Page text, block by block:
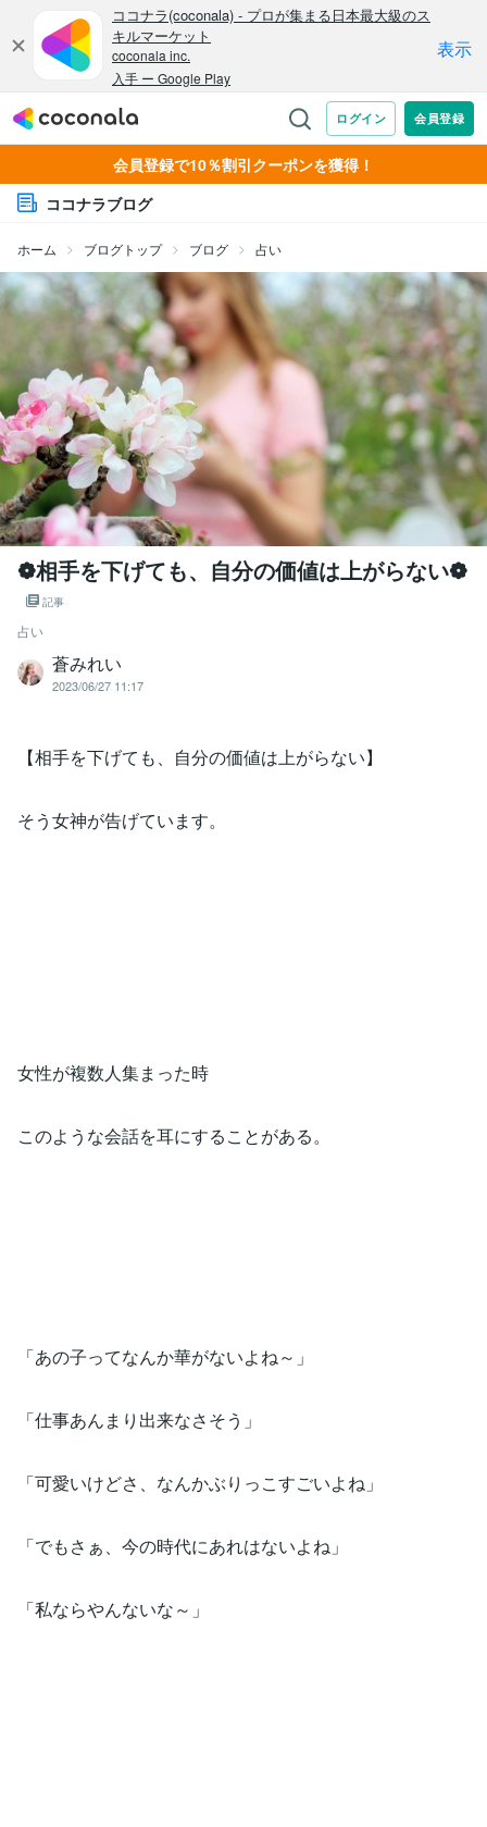
会員登録で10％割引クーポンを獲得！
ココナラブログ
ホーム ブログトップ ブログ 占い
❁相手を下げても、自分の価値は上がらない❁
記事
占い
蒼みれい
2023/06/27 11:17
【相手を下げても、自分の価値は上がらない】
そう女神が告げています。
女性が複数人集まった時
このような会話を耳にすることがある。
「あの子ってなんか華がないよね～」
「仕事あんまり出来なさそう」
「可愛いけどさ、なんかぶりっこすごいよね」
「でもさぁ、今の時代にあれはないよね」
「私ならやんないな～」